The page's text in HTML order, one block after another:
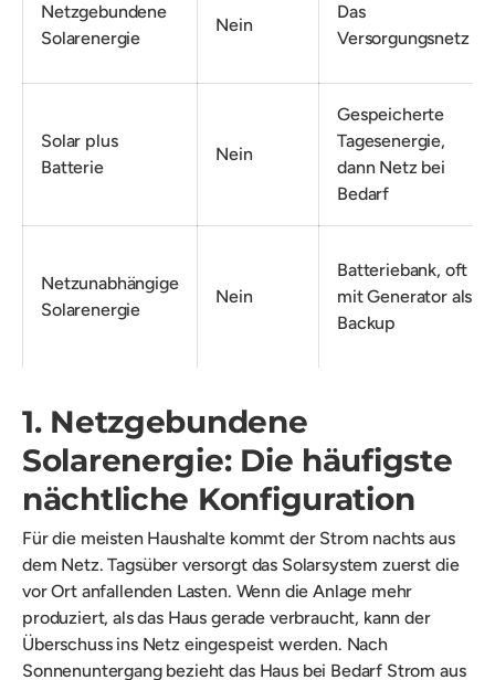
Netzgebundene
Solarenergie
Nein
Das
Versorgungsnetz
Solar plus
Batterie
Nein
Gespeicherte
Tagesenergie,
dann Netz bei
Bedarf
Netzunabhängige
Solarenergie
Nein
Batteriebank, oft
mit Generator als
Backup
1. Netzgebundene
Solarenergie: Die häufigste
nächtliche Konfiguration
Für die meisten Haushalte kommt der Strom nachts aus
dem Netz. Tagsüber versorgt das Solarsystem zuerst die
vor Ort anfallenden Lasten. Wenn die Anlage mehr
produziert, als das Haus gerade verbraucht, kann der
Überschuss ins Netz eingespeist werden. Nach
Sonnenuntergang bezieht das Haus bei Bedarf Strom aus